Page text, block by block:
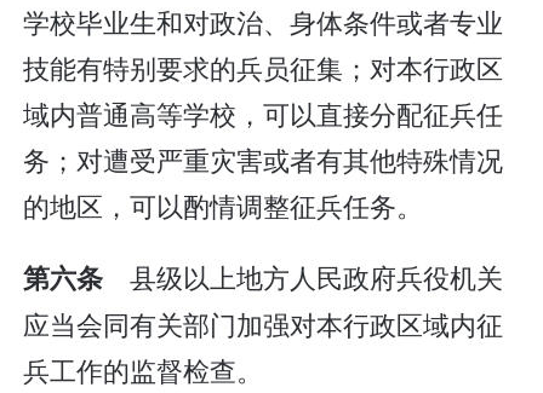
学校毕业生和对政治、身体条件或者专业
技能有特别要求的兵员征集；对本行政区
域内普通高等学校，可以直接分配征兵任
务；对遭受严重灾害或者有其他特殊情况
的地区，可以酌情调整征兵任务。
第六条 县级以上地方人民政府兵役机关
应当会同有关部门加强对本行政区域内征
兵工作的监督检查。